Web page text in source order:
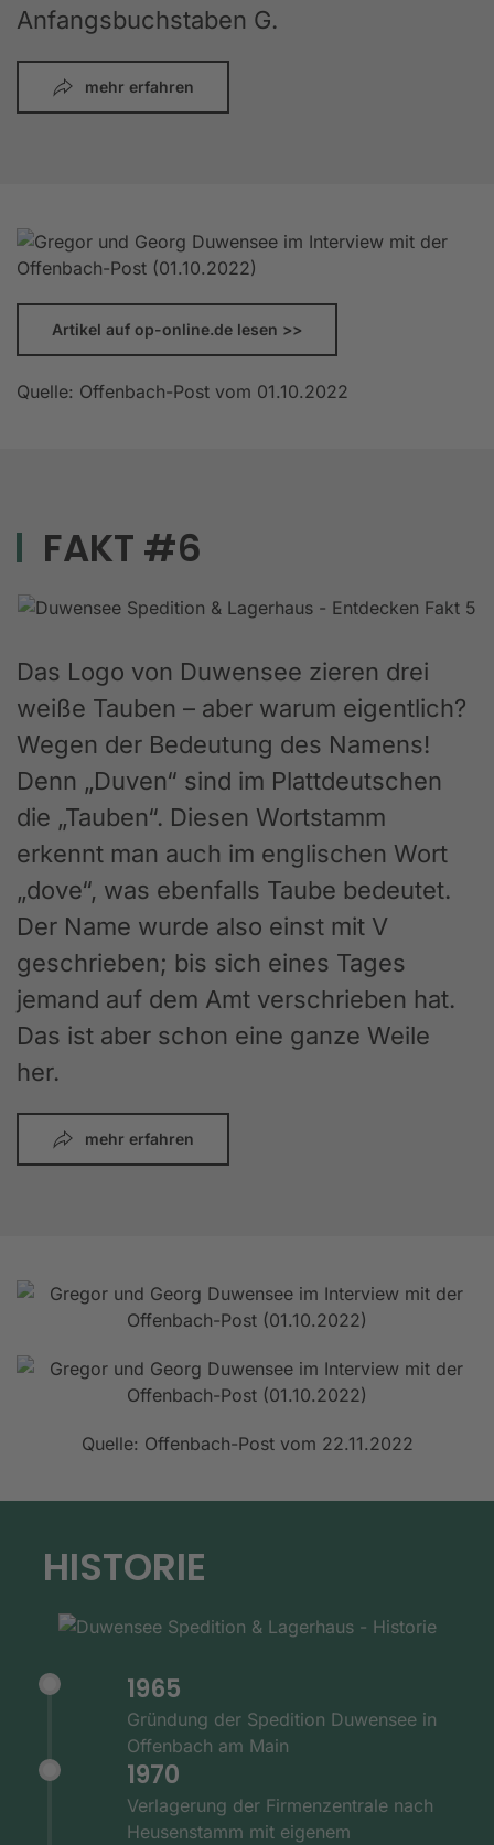
Anfangsbuchstaben G.
mehr erfahren
Artikel auf op-online.de lesen >>
Quelle: Offenbach-Post vom 01.10.2022
FAKT #6
Das Logo von Duwensee zieren drei
weiße Tauben – aber warum eigentlich?
Wegen der Bedeutung des Namens!
Denn „Duven“ sind im Plattdeutschen
die „Tauben“. Diesen Wortstamm
erkennt man auch im englischen Wort
„dove“, was ebenfalls Taube bedeutet.
Der Name wurde also einst mit V
geschrieben; bis sich eines Tages
jemand auf dem Amt verschrieben hat.
Das ist aber schon eine ganze Weile
her.
mehr erfahren
Quelle: Offenbach-Post vom 22.11.2022
HISTORIE
1965
Gründung der Spedition Duwensee in
Offenbach am Main
1970
Verlagerung der Firmenzentrale nach
Heusenstamm mit eigenem